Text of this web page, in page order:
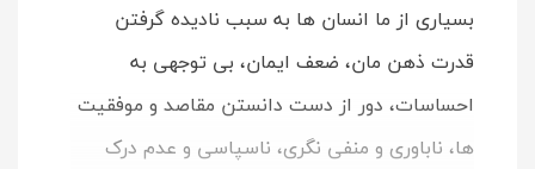
بسیاری از ما انسان ها به سبب نادیده گرفتن
قدرت ذهن مان، ضعف ایمان، بی توجهی به
احساسات، دور از دست دانستن مقاصد و موفقیت
ها، ناباوری و منفی نگری، ناسپاسی و عدم درک